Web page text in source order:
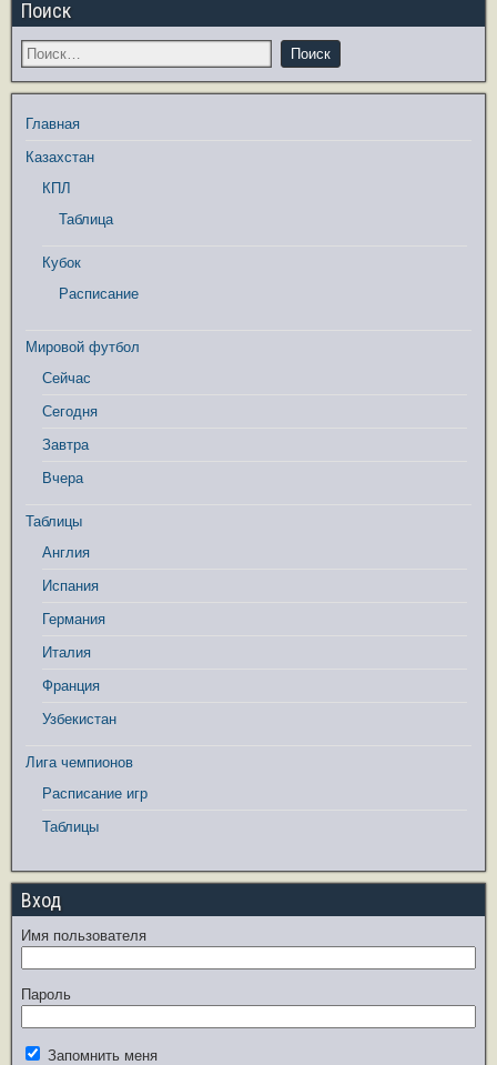
Поиск
Главная
Казахстан
КПЛ
Таблица
Кубок
Расписание
Мировой футбол
Сейчас
Сегодня
Завтра
Вчера
Таблицы
Англия
Испания
Германия
Италия
Франция
Узбекистан
Лига чемпионов
Расписание игр
Таблицы
Вход
Имя пользователя
Пароль
Запомнить меня